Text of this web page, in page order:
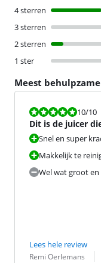
4 sterren
3 sterren
2 sterren
1 ster
Meest
Beoordeling is 10 van de
10/10
Dit is de juicer
Snel en super
Makkelijk te
Wel wat groot
Lees hele review
Beoordeling door:
Remi Oerlemans
Datum: